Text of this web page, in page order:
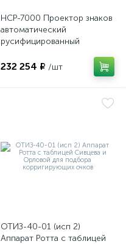
НСР-7000 Проектор знаков
автоматический
русифицированный
232 254 ₽ /шт
ОТИЗ-40-01 (исп 2)
Аппарат Ротта с таблицей